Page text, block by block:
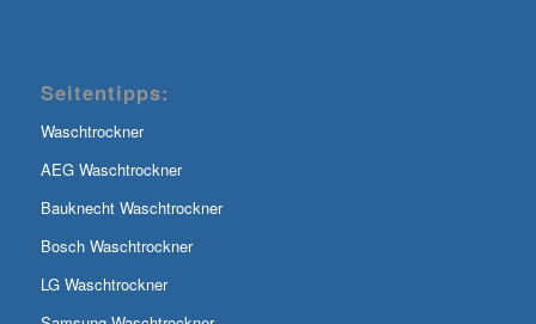
Seitentipps:
Waschtrockner
AEG Waschtrockner
Bauknecht Waschtrockner
Bosch Waschtrockner
LG Waschtrockner